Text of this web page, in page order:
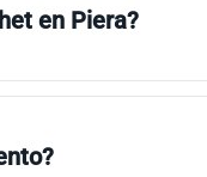
en Piera?